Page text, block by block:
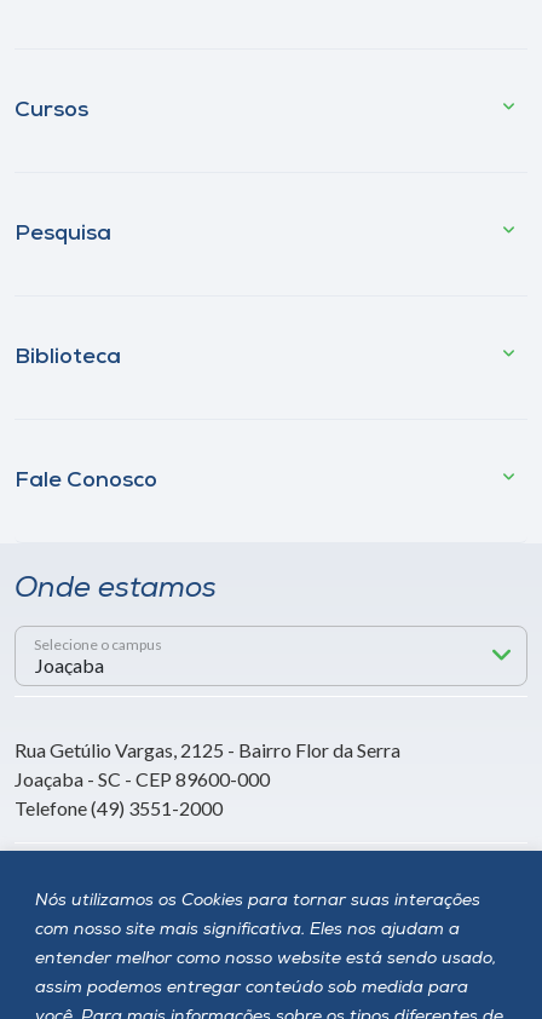
Nós utilizamos os Cookies para tornar suas interações
com nosso site mais significativa. Eles nos ajudam a
entender melhor como nosso website está sendo usado,
assim podemos entregar conteúdo sob medida para
Cursos
Pesquisa
Biblioteca
Fale Conosco
Onde estamos
Selecione o campus
Rua Getúlio Vargas, 2125 - Bairro Flor da Serra
Joaçaba - SC - CEP 89600-000
Telefone (49) 3551-2000
Siga a Unoesc